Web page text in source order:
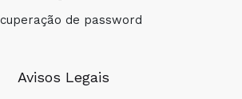
de password
Avisos Legais